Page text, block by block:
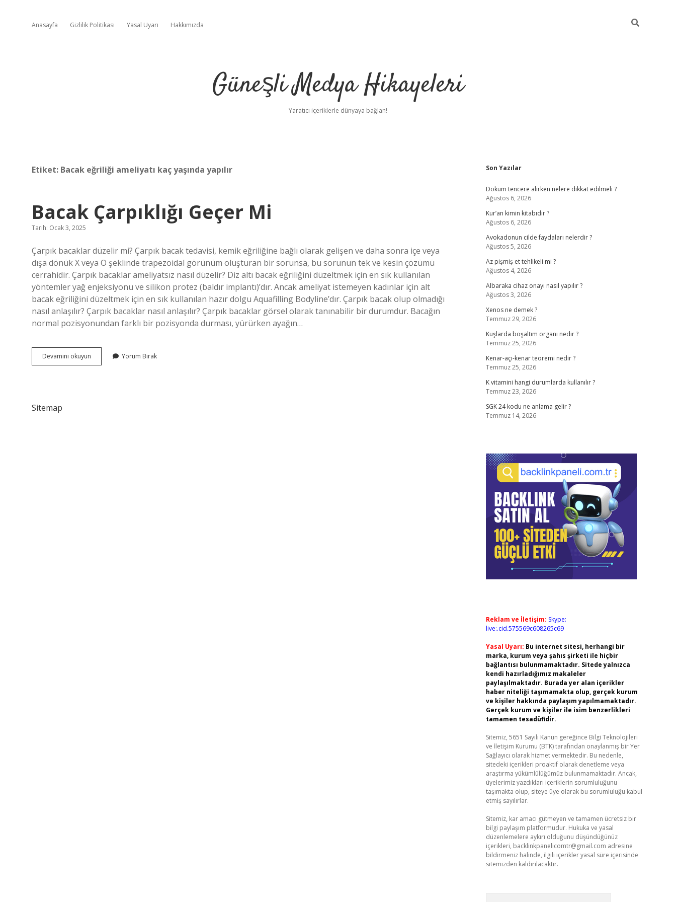
Anasayfa Gizlilik Politikası Yasal Uyarı Hakkımızda
Güneşli Medya Hikayeleri
Yaratıcı içeriklerle dünyaya bağlan!
Etiket: Bacak eğriliği ameliyatı kaç yaşında yapılır
Bacak Çarpıklığı Geçer Mi
Tarih: Ocak 3, 2025
Çarpık bacaklar düzelir mi? Çarpık bacak tedavisi, kemik eğriliğine bağlı olarak gelişen ve daha sonra içe veya
dışa dönük X veya O şeklinde trapezoidal görünüm oluşturan bir sorunsa, bu sorunun tek ve kesin çözümü
cerrahidir. Çarpık bacaklar ameliyatsız nasıl düzelir? Diz altı bacak eğriliğini düzeltmek için en sık kullanılan
yöntemler yağ enjeksiyonu ve silikon protez (baldır implantı)’dır. Ancak ameliyat istemeyen kadınlar için alt
bacak eğriliğini düzeltmek için en sık kullanılan hazır dolgu Aquafilling Bodyline’dır. Çarpık bacak olup olmadığı
nasıl anlaşılır? Çarpık bacaklar nasıl anlaşılır? Çarpık bacaklar görsel olarak tanınabilir bir durumdur. Bacağın
normal pozisyonundan farklı bir pozisyonda durması, yürürken ayağın…
Devamını okuyun
Çarpıklığı
Yorum Bırak
Sitemap
Sidebar
Son Yazılar
Döküm tencere alırken nelere dikkat edilmeli ?
Ağustos 6, 2026
Kur’an kimin kitabıdır ?
Ağustos 6, 2026
Avokadonun cilde faydaları nelerdir ?
Ağustos 5, 2026
Az pişmiş et tehlikeli mi ?
Ağustos 4, 2026
Albaraka cihaz onayı nasıl yapılır ?
Ağustos 3, 2026
Xenos ne demek ?
Temmuz 29, 2026
Kuşlarda boşaltım organı nedir ?
Temmuz 25, 2026
Kenar-açı-kenar teoremi nedir ?
Temmuz 25, 2026
K vitamini hangi durumlarda kullanılır ?
Temmuz 23, 2026
SGK 24 kodu ne anlama gelir ?
Temmuz 14, 2026
Reklam ve İletişim: Skype:
live:.cid.575569c608265c69
Yasal Uyarı: Bu internet sitesi, herhangi bir
marka, kurum veya şahıs şirketi ile hiçbir
bağlantısı bulunmamaktadır. Sitede yalnızca
kendi hazırladığımız makaleler
paylaşılmaktadır. Burada yer alan içerikler
haber niteliği taşımamakta olup, gerçek kurum
ve kişiler hakkında paylaşım yapılmamaktadır.
Gerçek kurum ve kişiler ile isim benzerlikleri
tamamen tesadüfidir.
Sitemiz, 5651 Sayılı Kanun gereğince Bilgi Teknolojileri
ve İletişim Kurumu (BTK) tarafından onaylanmış bir Yer
Sağlayıcı olarak hizmet vermektedir. Bu nedenle,
sitedeki içerikleri proaktif olarak denetleme veya
araştırma yükümlülüğümüz bulunmamaktadır. Ancak,
üyelerimiz yazdıkları içeriklerin sorumluluğunu
taşımakta olup, siteye üye olarak bu sorumluluğu kabul
etmiş sayılırlar.
Sitemiz, kar amacı gütmeyen ve tamamen ücretsiz bir
bilgi paylaşım platformudur. Hukuka ve yasal
düzenlemelere aykırı olduğunu düşündüğünüz
içerikleri, backlinkpanelicomtr@gmail.com adresine
bildirmeniz halinde, ilgili içerikler yasal süre içerisinde
sitemizden kaldırılacaktır.